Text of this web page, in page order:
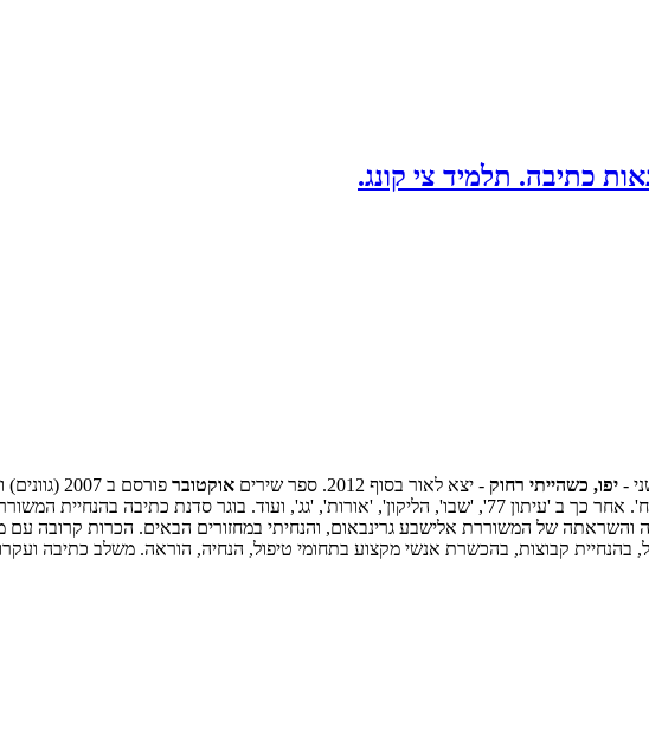
כתיבה. תלמיד צי קונג.
יפו, כשהייתי רחוק - יצא לאור בסוף 2012. ספר שירים אוקטובר
פורסם ב
שלי מתפרסמים בכתבי עת. פרסום ראשון בשנת 2000 בכתב העת 'משיב הרוח'. אחר כך ב 'עיתון 77', 'שבו', הליקון', 'אורות', 'גג',
של המשוררת אלישבע גרינבאום, והנחיתי במחזורים הבאים. הכרות קרובה עם
בהנחיית קבוצות, בהכשרת אנשי מקצוע בתחומי טיפול, הנחיה, הוראה. משלב כתיבה